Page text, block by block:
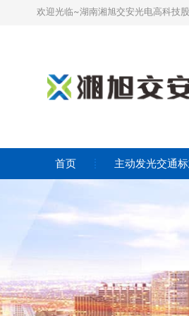
欢迎光临~湖南湘旭交安光电高科技
首页 主动发光交通